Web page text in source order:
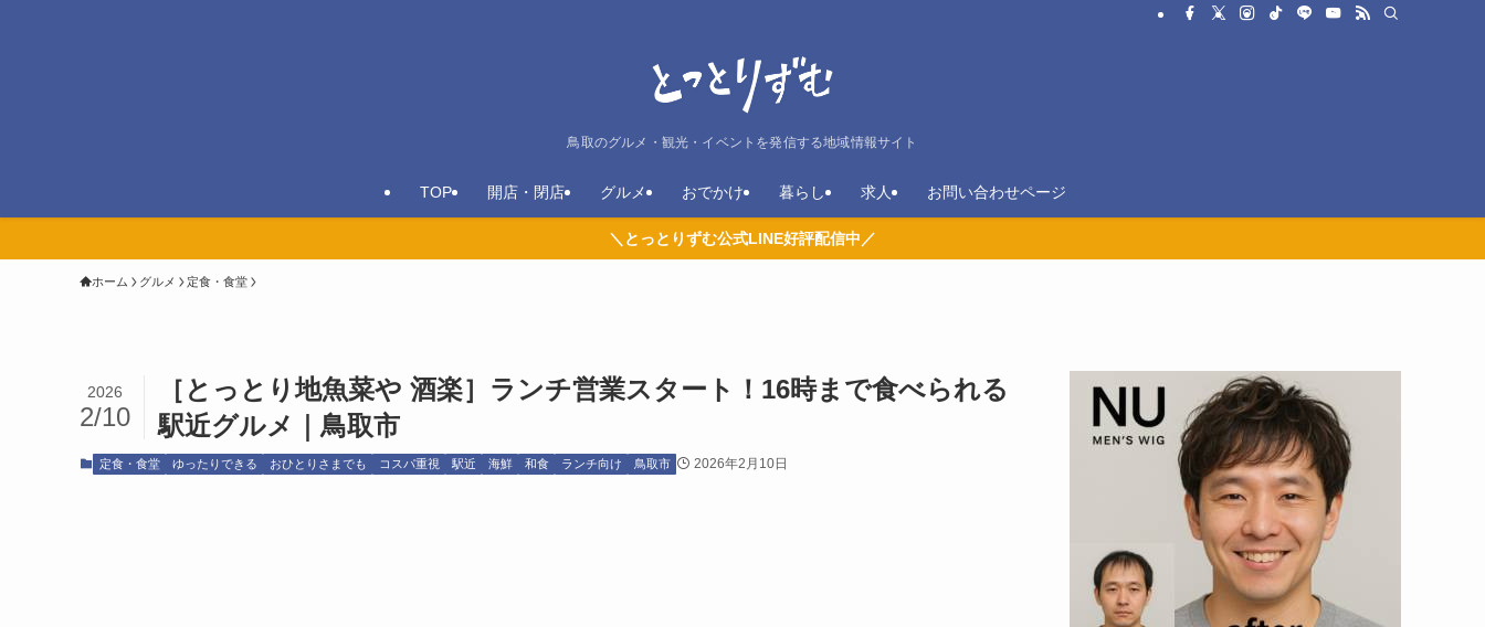
鳥取のグルメ・観光・イベントを発信する地域情報サイト
TOP 開店・閉店 グルメ おでかけ 暮らし 求人 お問い合わせページ
＼とっとりずむ公式LINE好評配信中／
ホーム グルメ 定食・食堂
［とっとり地魚菜や 酒楽］ランチ営業スタート！16時まで食べられる
駅近グルメ｜鳥取市
2026
2/10
定食・食堂 ゆったりできる おひとりさまでも コスパ重視 駅近 海鮮 和食 ランチ向け 鳥取市 2026年2月10日